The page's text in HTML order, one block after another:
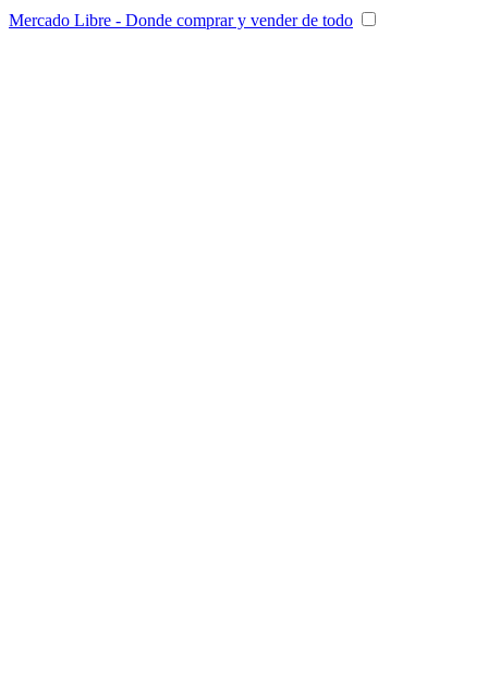
Mercado Libre - Donde comprar y vender de todo